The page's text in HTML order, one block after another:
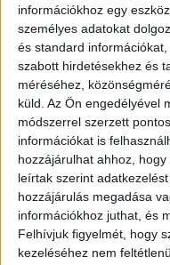
információkhoz egy
személyes adatokat
és standard
szabott hirdetésekhez és
méréséhez,
küld. Az Ön engedélyével
módszerrel szerzett
információkat is
hozzájárulhat ahhoz,
leírtak szerint
hozzájárulás megadása
információkhoz juthat, és
Felhívjuk figyelmét, hogy
kezeléséhez nem
visszatérnek. Olyan
most
Ez nem egy külső
elmozdulás. A Bika
az, aminek hitte. Hogy
biztonságot ad, és